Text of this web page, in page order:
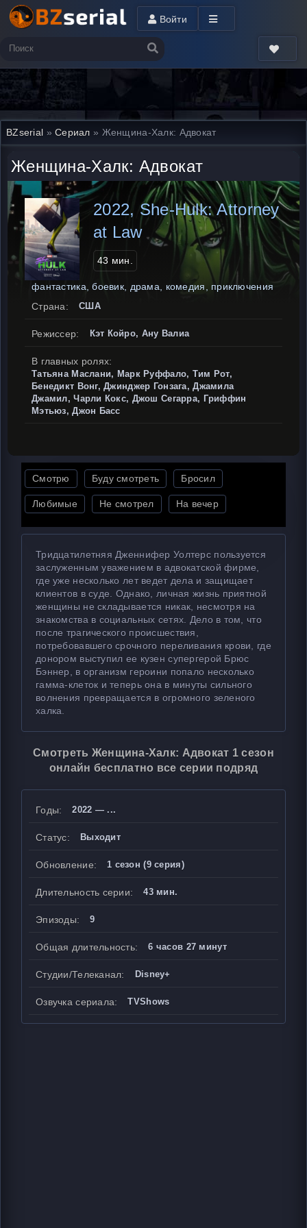
Войти
BZserial »Сериал » Женщина-Халк: Адвокат
Женщина-Халк: Адвокат
2022, She-Hulk: Attorney
at Law
43 мин.
фантастика, боевик, драма, комедия, приключения
Страна:
США
Режиссер: Кэт Койро, Ану Валиа
В главных ролях:
Татьяна Маслани, Марк Руффало, Тим Рот,
Бенедикт Вонг, Джинджер Гонзага, Джамила
Джамил, Чарли Кокс, Джош Сегарра, Гриффин
Мэтьюз, Джон Басс
Смотрю Буду смотреть Бросил
Любимые Не смотрел На вечер
Тридцатилетняя Дженнифер Уолтерс пользуется
заслуженным уважением в адвокатской фирме,
где уже несколько лет ведет дела и защищает
клиентов в суде. Однако, личная жизнь приятной
женщины не складывается никак, несмотря на
знакомства в социальных сетях. Дело в том, что
после трагического происшествия,
потребовавшего срочного переливания крови, где
донором выступил ее кузен супергерой Брюс
Бэннер, в организм героини попало несколько
гамма-клеток и теперь она в минуты сильного
волнения превращается в огромного зеленого
халка.
Смотреть Женщина-Халк: Адвокат 1 сезон
онлайн бесплатно все серии подряд
Годы: 2022 — ...
Статус: Выходит
Обновление: 1 сезон (9 серия)
Длительность серии: 43 мин.
Эпизоды: 9
Общая длительность: 6 часов 27 минут
Студии/Телеканал: Disney+
Озвучка сериала: TVShows